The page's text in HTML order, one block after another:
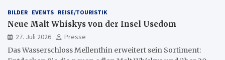
BILDER EVENTS REISE/TOURISTIK
Neue Malt Whiskys von der Insel Usedom
27. Juli 2026
Presse
Das Wasserschloss Mellenthin erweitert sein Sortiment: